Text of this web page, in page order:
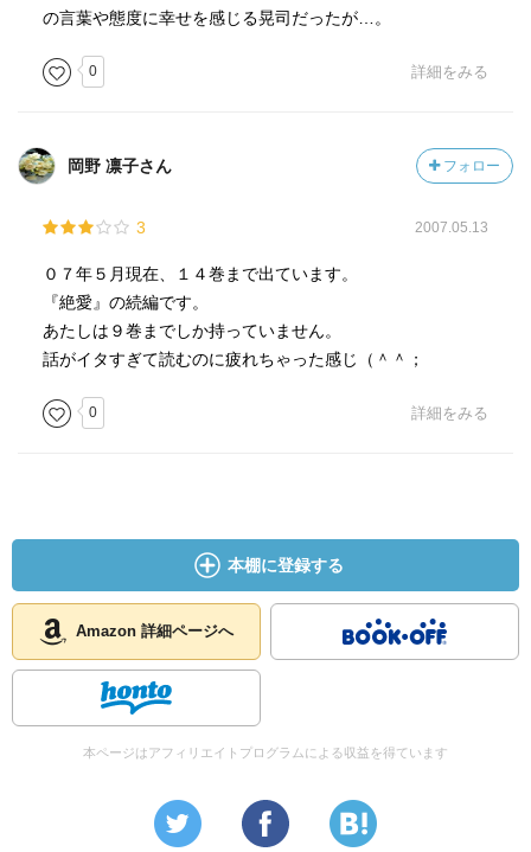
の言葉や態度に幸せを感じる晃司だったが…。
0 詳細をみる
岡野 凛子さん フォロー
3 2007.05.13
０７年５月現在、１４巻まで出ています。
『絶愛』の続編です。
あたしは９巻までしか持っていません。
話がイタすぎて読むのに疲れちゃった感じ（＾＾；
0 詳細をみる
本棚に登録する
Amazon 詳細ページへ
本ページはアフィリエイトプログラムによる収益を得ています